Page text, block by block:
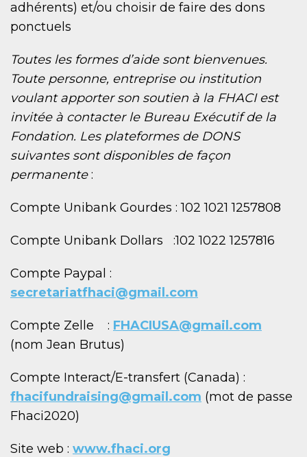
adhérents) et/ou choisir de faire des dons
ponctuels
Toutes les formes d’aide sont bienvenues.
Toute personne, entreprise ou institution
voulant apporter son soutien à la FHACI est
invitée à contacter le Bureau Exécutif de la
Fondation. Les plateformes de DONS
suivantes sont disponibles de façon
permanente:
Compte Unibank Gourdes : 102 1021 1257808
Compte Unibank Dollars :102 1022 1257816
Compte Paypal :
secretariatfhaci@gmail.com
Compte Zelle : FHACIUSA@gmail.com
(nom Jean Brutus)
Compte Interact/E-transfert (Canada) :
fhacifundraising@gmail.com (mot de passe
Fhaci2020)
Site web : www.fhaci.org